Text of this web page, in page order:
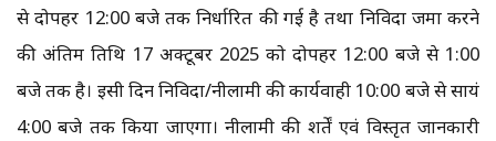
से दोपहर 12:00 बजे तक निर्धारित की गई है तथा निविदा जमा करने
की अंतिम तिथि 17 अक्टूबर 2025 को दोपहर 12:00 बजे से 1:00
बजे तक है। इसी दिन निविदा/नीलामी की कार्यवाही 10:00 बजे से सायं
4:00 बजे तक किया जाएगा। नीलामी की शर्तें एवं विस्तृत जानकारी